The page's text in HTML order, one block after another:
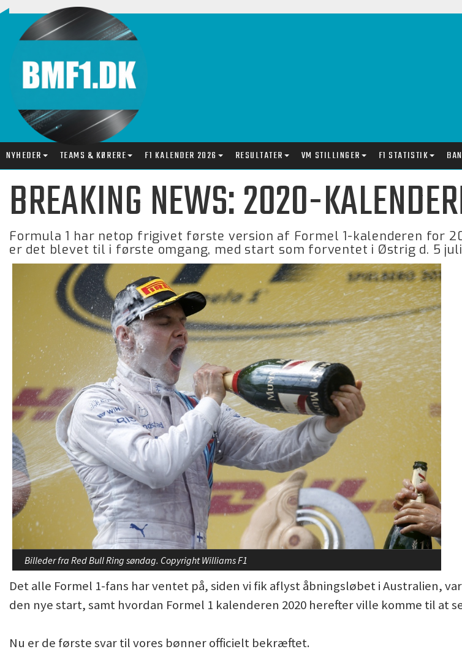
NYHEDER TEAMS & KØRERE F1 KALENDER 2026 RESULTATER VM STILLINGER F1 STATISTIK
BREAKING NEWS: 2020-
Formula 1 har netop frigivet første version af Formel 1-kalenderen for
er det blevet til i første omgang, med start som forventet i Østrig d. 5
Billeder fra Red Bull Ring søndag. Copyright Williams F1
Det alle Formel 1-fans har ventet på, siden vi fik aflyst åbningsløbet i Australien,
den nye start, samt hvordan Formel 1 kalenderen 2020 herefter ville komme til at
Nu er de første svar til vores bønner officielt bekræftet.